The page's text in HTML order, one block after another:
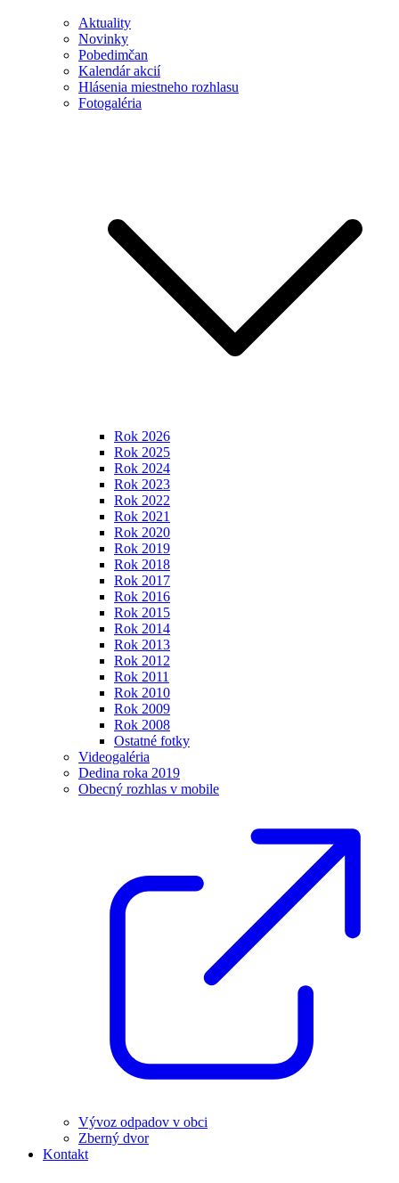
Aktuality
Novinky
Pobedimčan
Kalendár akcií
Hlásenia miestneho rozhlasu
Fotogaléria
Rok 2026
Rok 2025
Rok 2024
Rok 2023
Rok 2022
Rok 2021
Rok 2020
Rok 2019
Rok 2018
Rok 2017
Rok 2016
Rok 2015
Rok 2014
Rok 2013
Rok 2012
Rok 2011
Rok 2010
Rok 2009
Rok 2008
Ostatné fotky
Videogaléria
Dedina roka 2019
Obecný rozhlas v mobile
Vývoz odpadov v obci
Zberný dvor
Kontakt